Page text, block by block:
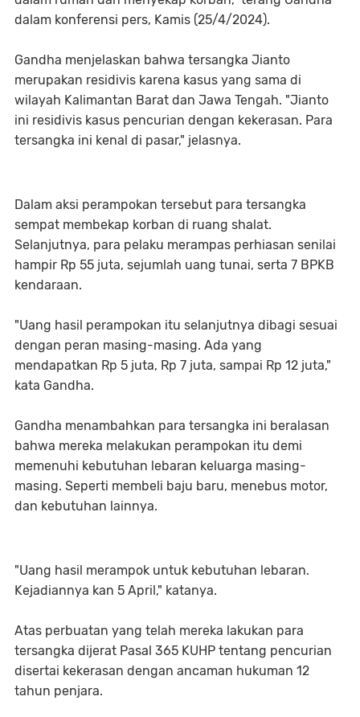
dalam konferensi pers, Kamis (25/4/2024).
Gandha menjelaskan bahwa tersangka Jianto
merupakan residivis karena kasus yang sama di
wilayah Kalimantan Barat dan Jawa Tengah. "Jianto
ini residivis kasus pencurian dengan kekerasan. Para
tersangka ini kenal di pasar," jelasnya.
Dalam aksi perampokan tersebut para tersangka
sempat membekap korban di ruang shalat.
Selanjutnya, para pelaku merampas perhiasan senilai
hampir Rp 55 juta, sejumlah uang tunai, serta 7 BPKB
kendaraan.
"Uang hasil perampokan itu selanjutnya dibagi sesuai
dengan peran masing-masing. Ada yang
mendapatkan Rp 5 juta, Rp 7 juta, sampai Rp 12 juta,"
kata Gandha.
Gandha menambahkan para tersangka ini beralasan
bahwa mereka melakukan perampokan itu demi
memenuhi kebutuhan lebaran keluarga masing-
masing. Seperti membeli baju baru, menebus motor,
dan kebutuhan lainnya.
"Uang hasil merampok untuk kebutuhan lebaran.
Kejadiannya kan 5 April," katanya.
Atas perbuatan yang telah mereka lakukan para
tersangka dijerat Pasal 365 KUHP tentang pencurian
disertai kekerasan dengan ancaman hukuman 12
tahun penjara.